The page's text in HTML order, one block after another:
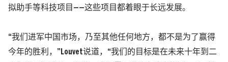
拟助手等科技项目——这些项目都着眼于长远发展。
“我们进军中国市场，乃至其他任何地方，都不是为了赢得
今年的胜利，” Louvet说道，“我们的目标是在未来十年到二